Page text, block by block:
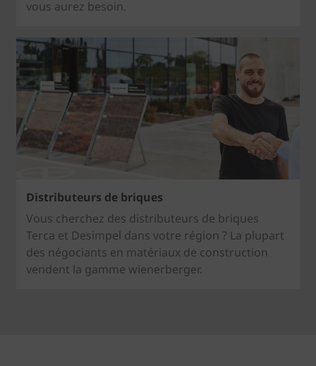
vous aurez besoin.
Distributeurs de briques
Vous cherchez des distributeurs de briques
Terca et Desimpel dans votre région ? La plupart
des négociants en matériaux de construction
vendent la gamme wienerberger.